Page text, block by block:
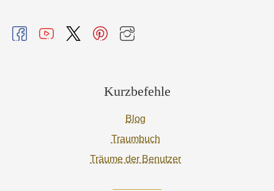
Kurzbefehle
Blog
Traumbuch
Träume der Benutzer